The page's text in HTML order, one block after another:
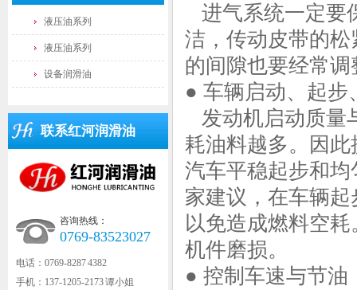
液压油系列
液压油系列
设备润滑油
联系红河润滑油
咨询热线：
0769-83523027
电话：0769-8287 4382
手机：137-1205-2173 谭小姐
进气系统一定要
洁，传动皮带的
的间隙也要经常
● 车辆启动、起步
发动机启动质量
耗油料越多。因
汽车平稳起步和
家建议，在车辆
以免造成燃料空
机件磨损。
● 控制车速与节油